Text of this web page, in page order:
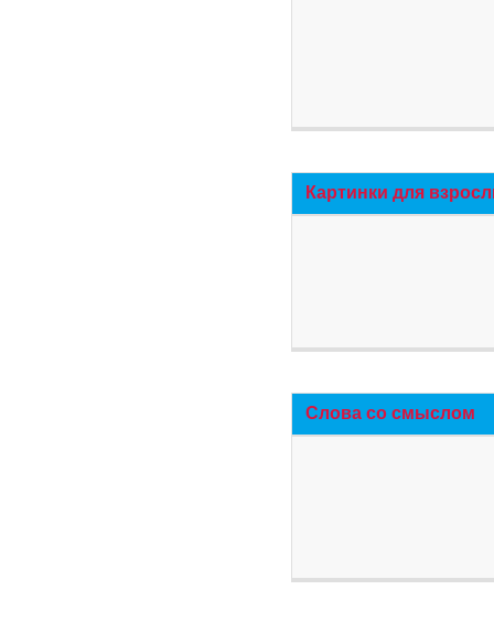
Картинки для
Слова со смыслом